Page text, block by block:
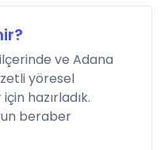
ve Adana
yöresel
hazırladık.
beraber